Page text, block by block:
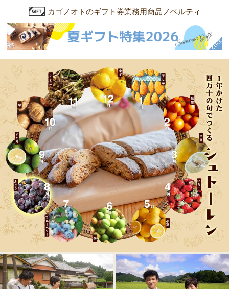
カゴノオトのギフト券業務用商品 ノベルティ